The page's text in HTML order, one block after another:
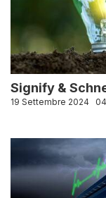
Signify &
19 Settembre 2024